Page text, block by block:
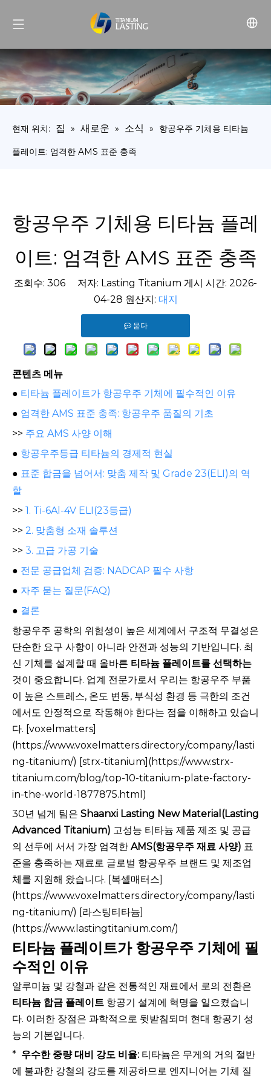
현재 위치: 집 » 새로운 » 소식 » 항공우주 기체용 티타늄
플레이트: 엄격한 AMS 표준 충족
항공우주 기체용 티타늄 플레
이트: 엄격한 AMS 표준 충족
조회수: 306 저자: Lasting Titanium 게시 시간: 2026-
04-28 원산지: 대지
묻다
콘텐츠 메뉴
● 티타늄 플레이트가 항공우주 기체에 필수적인 이유
● 엄격한 AMS 표준 충족: 항공우주 품질의 기초
>> 주요 AMS 사양 이해
● 항공우주등급 티타늄의 경제적 현실
● 표준 합금을 넘어서: 맞춤 제작 및 Grade 23(ELI)의 역
할
>> 1. Ti-6Al-4V ELI(23등급)
>> 2. 맞춤형 소재 솔루션
>> 3. 고급 가공 기술
● 전문 공급업체 검증: NADCAP 필수 사항
● 자주 묻는 질문(FAQ)
● 결론
항공우주 공학의 위험성이 높은 세계에서 구조적 무결성은
단순한 요구 사항이 아니라 안전과 성능의 기반입니다. 최
신 기체를 설계할 때 올바른 티타늄 플레이트를 선택하는
것이 중요합니다. 업계 전문가로서 우리는 항공우주 부품
이 높은 스트레스, 온도 변동, 부식성 환경 등 극한의 조건
에서도 안정적으로 작동해야 한다는 점을 이해하고 있습니
다. [voxelmatters]
(https://www.voxelmatters.directory/company/lasti
ng-titanium/) [strx-titanium](https://www.strx-
titanium.com/blog/top-10-titanium-plate-factory-
in-the-world-1877875.html)
30년 넘게 팀은 Shaanxi Lasting New Material(Lasting
Advanced Titanium) 고성능 티타늄 제품 제조 및 공급
의 선두에 서서 가장 엄격한 AMS(항공우주 재료 사양) 표
준을 충족하는 재료로 글로벌 항공우주 브랜드 및 제조업
체를 지원해 왔습니다. [복셀매터스]
(https://www.voxelmatters.directory/company/lasti
ng-titanium/) [라스팅티타늄]
(https://www.lastingtitanium.com/)
티타늄 플레이트가 항공우주 기체에 필
수적인 이유
알루미늄 및 강철과 같은 전통적인 재료에서 로의 전환은
티타늄 합금 플레이트 항공기 설계에 혁명을 일으켰습니
다. 이러한 장점은 과학적으로 뒷받침되며 현대 항공기 성
능의 기본입니다.
* 우수한 중량 대비 강도 비율: 티타늄은 무게의 거의 절반
에 불과한 강철의 강도를 제공하므로 엔지니어는 기체 질